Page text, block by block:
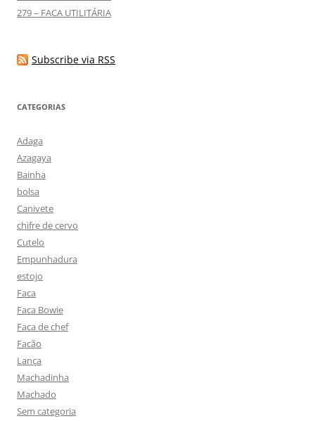
279 – FACA UTILITÁRIA
Subscribe via RSS
CATEGORIAS
Adaga
Azagaya
Bainha
bolsa
Canivete
chifre de cervo
Cutelo
Empunhadura
estojo
Faca
Faca Bowie
Faca de chef
Facão
Lança
Machadinha
Machado
Sem categoria